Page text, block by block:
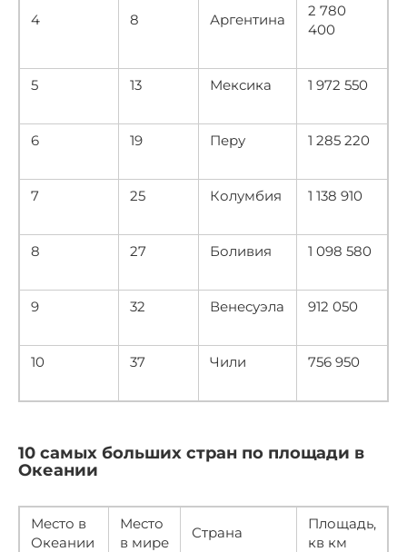
4 8 Аргентина
2 780
400
5 13 Мексика 1 972 550
6 19 Перу 1 285 220
7 25 Колумбия 1 138 910
8 27 Боливия 1 098 580
9 32 Венесуэла 912 050
10 37 Чили 756 950
10 самых больших стран по площади в
Океании
Место в
Океании
Место
в мире
Страна
Площадь,
кв км